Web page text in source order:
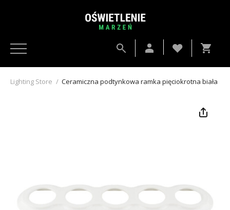
Lighting Store / Ceramiczna podtynkowa ramka pięciokrotna biała